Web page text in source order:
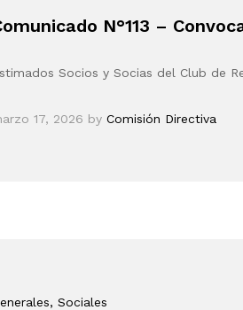
N°113 –
Socios y Socias del Club de
17, 2026 by Comisión Directiva
, Sociales